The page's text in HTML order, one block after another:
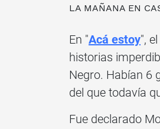
LA MAÑANA EN
En "Acá estoy",
historias
Negro. Habían 6
del que todavía
Fue declarado